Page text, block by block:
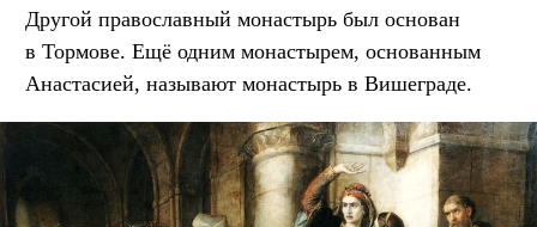
Другой православный монастырь был основан
в Тормове. Ещё одним монастырем, основанным
Анастасией, называют монастырь в Вишеграде.